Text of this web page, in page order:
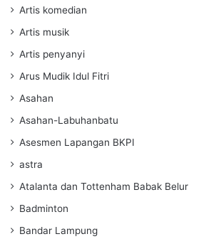
Artis komedian
Artis musik
Artis penyanyi
Arus Mudik Idul Fitri
Asahan
Asahan-Labuhanbatu
Asesmen Lapangan BKPI
astra
Atalanta dan Tottenham Babak Belur
Badminton
Bandar Lampung